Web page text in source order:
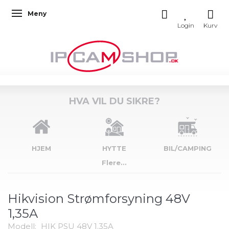
Veksle navigasjon
Meny
HVA VIL DU SIKRE?
HJEM HYTTE
BIL/CAMPING
Flere...
Hikvision Strømforsyning 48V
1,35A
Modell: HIK PSU 48V 1.35A